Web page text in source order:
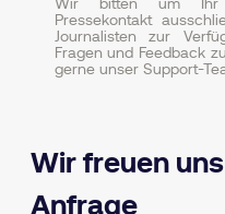
Pressekontakt
Journalisten zur
Fragen und Feedback
gerne unser Support-
Wir freuen
Anfrage